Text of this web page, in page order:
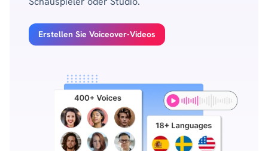
Erstellen Sie Voiceover-Videos